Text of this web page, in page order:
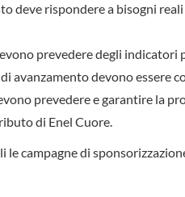
deve rispondere a bisogni
prevedere degli indicatori
avanzamento devono essere
prevedere e garantire la
di Enel Cuore.
campagne di